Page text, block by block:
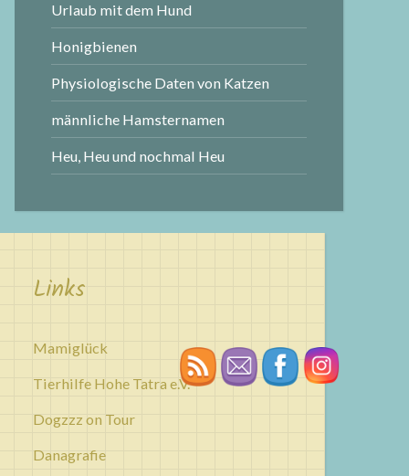
Urlaub mit dem Hund
Honigbienen
Physiologische Daten von Katzen
männliche Hamsternamen
Heu, Heu und nochmal Heu
Links
Mamiglück
Tierhilfe Hohe Tatra e.V.
Dogzzz on Tour
Danagrafie